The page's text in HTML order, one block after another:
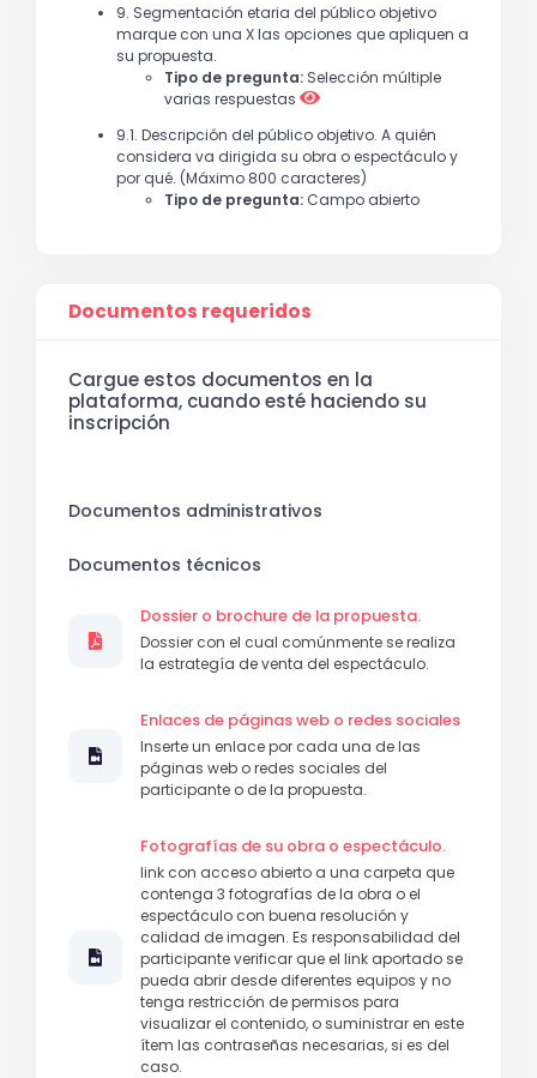
9. Segmentación etaria del público objetivo
marque con una X las opciones que apliquen a
su propuesta.
Tipo de pregunta: Selección múltiple
varias respuestas
9.1. Descripción del público objetivo. A quién
considera va dirigida su obra o espectáculo y
por qué. (Máximo 800 caracteres)
Tipo de pregunta: Campo abierto
Documentos requeridos
Cargue estos documentos en la
plataforma, cuando esté haciendo su
inscripción
Documentos administrativos
Documentos técnicos
Dossier o brochure de la propuesta.
Dossier con el cual comúnmente se realiza
la estrategía de venta del espectáculo.
Enlaces de páginas web o redes sociales
Inserte un enlace por cada una de las
páginas web o redes sociales del
participante o de la propuesta.
Fotografías de su obra o espectáculo.
link con acceso abierto a una carpeta que
contenga 3 fotografías de la obra o el
espectáculo con buena resolución y
calidad de imagen. Es responsabilidad del
participante verificar que el link aportado se
pueda abrir desde diferentes equipos y no
tenga restricción de permisos para
visualizar el contenido, o suministrar en este
ítem las contraseñas necesarias, si es del
caso.